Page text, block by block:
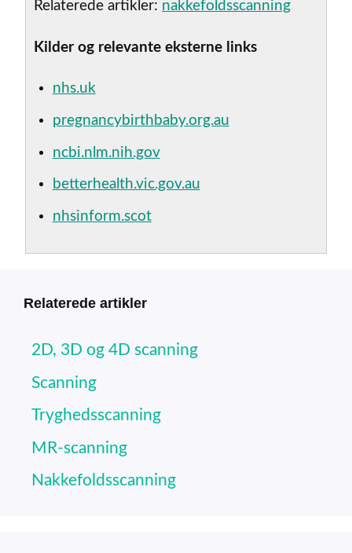
Relaterede artikler: nakkefoldsscanning
Kilder og relevante eksterne links
nhs.uk
pregnancybirthbaby.org.au
ncbi.nlm.nih.gov
betterhealth.vic.gov.au
nhsinform.scot
Relaterede artikler
2D, 3D og 4D scanning
Scanning
Tryghedsscanning
MR-scanning
Nakkefoldsscanning